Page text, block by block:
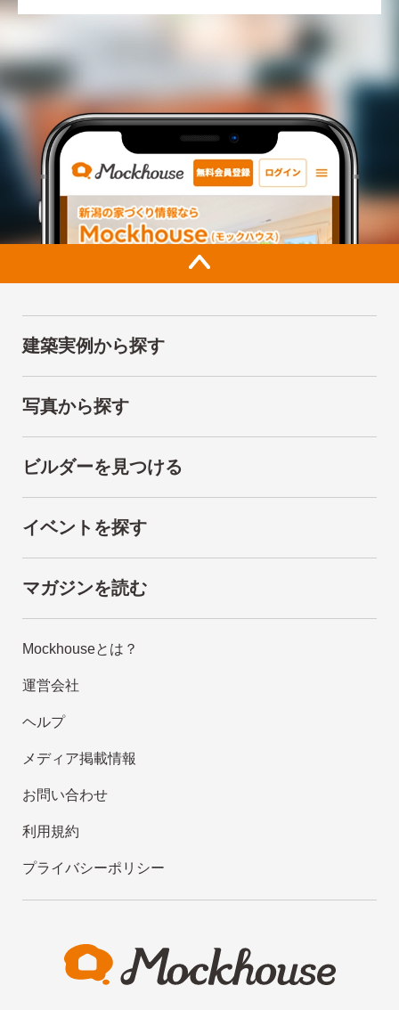
建築実例から探す
写真から探す
ビルダーを見つける
イベントを探す
マガジンを読む
Mockhouseとは？
運営会社
ヘルプ
メディア掲載情報
お問い合わせ
利用規約
プライバシーポリシー